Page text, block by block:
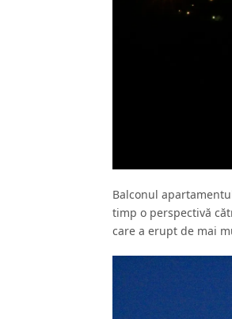
Balconul
timp o perspectivă
care a erupt de mai